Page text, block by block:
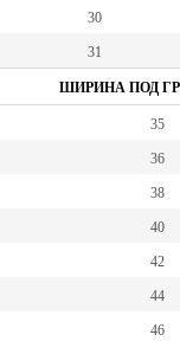
30
31
ШИРИНА ПОД
35
36
38
40
42
44
46